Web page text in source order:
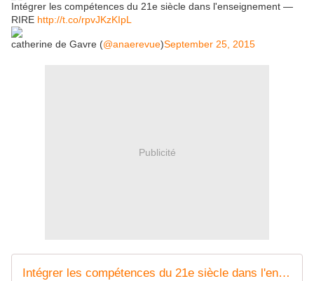
Intégrer les compétences du 21e siècle dans l'enseignement —
RIRE http://t.co/rpvJKzKIpL
catherine de Gavre (@anaerevue)September 25, 2015
Publicité
Intégrer les compétences du 21e siècle dans l'enseignement